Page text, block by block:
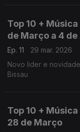
Top 10 +
de Março a 4 de
Ep. 11
29 mar. 2026
Novo lider e
Bissau
Top 10 +
28 de Março